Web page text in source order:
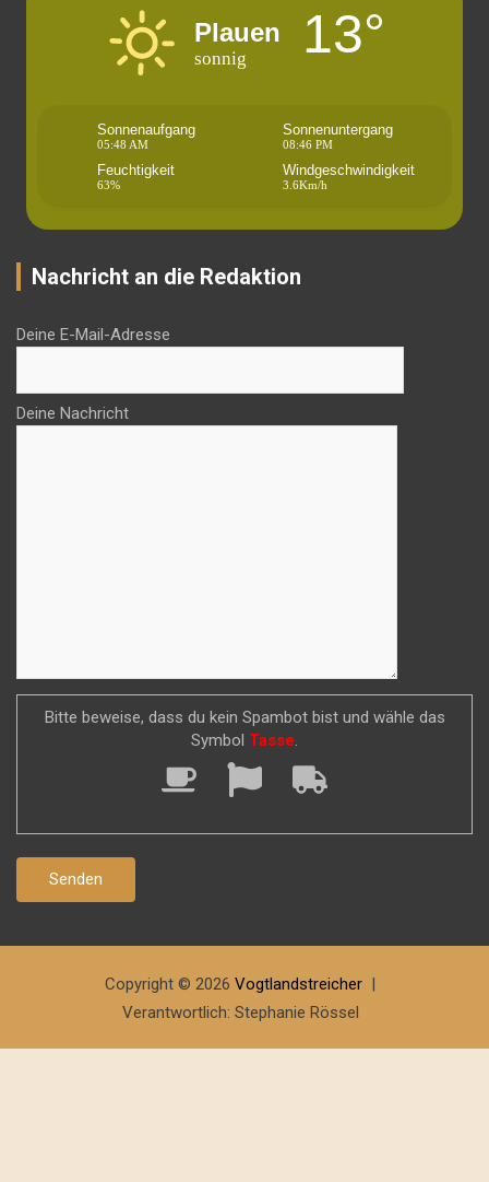
Plauen
sonnig 13°
Sonnenaufgang
05:48 AM
Sonnenuntergang
08:46 PM
Feuchtigkeit
63%
Windgeschwindigkeit
3.6Km/h
Nachricht an die Redaktion
Deine E-Mail-Adresse
Deine Nachricht
Bitte beweise, dass du kein Spambot bist und wähle das
Symbol Tasse.
Copyright © 2026 Vogtlandstreicher
Verantwortlich: Stephanie Rössel